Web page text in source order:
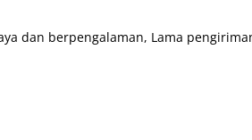
dan berpengalaman, Lama